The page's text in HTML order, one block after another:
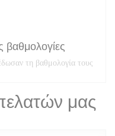
μας
βαθμολογίες
τη βαθμολογία τους